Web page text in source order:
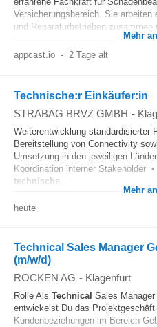
Versicherungsbereich. Sie
und Reparaturbetrieben zusammen
Mehr
appcast.io - 2 Tage alt
Technische:r Einkäufer:in
STRABAG BRVZ GMBH -
Weiterentwicklung standardisierter
Bereitstellung von Connectivity
Umsetzung in den jeweiligen
Koordination interner Stakeholder
technische
Mehr
heute
Technical Sales Manager
(m/w/d)
ROCKEN AG - Klagenfurt
Rolle Als Technical Sales
entwickelst Du das
Kundenbeziehungen im Bereich